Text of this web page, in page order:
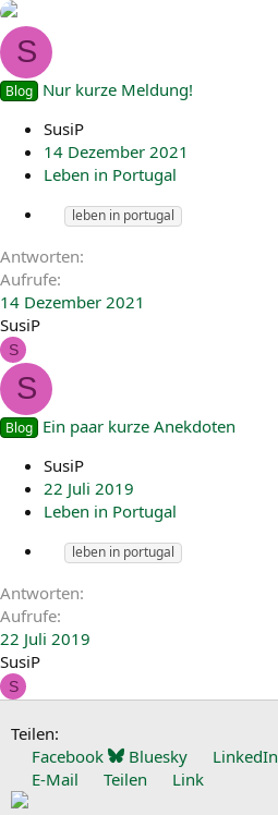
S
Blog Nur kurze Meldung!
SusiP
14 Dezember 2021
Leben in Portugal
leben in portugal
Antworten
Aufrufe
14 Dezember 2021
SusiP
S
S
Blog Ein paar kurze Anekdoten
SusiP
22 Juli 2019
Leben in Portugal
leben in portugal
Antworten
Aufrufe
22 Juli 2019
SusiP
S
Teilen:
Facebook
Bluesky LinkedIn
E-Mail
Teilen Link